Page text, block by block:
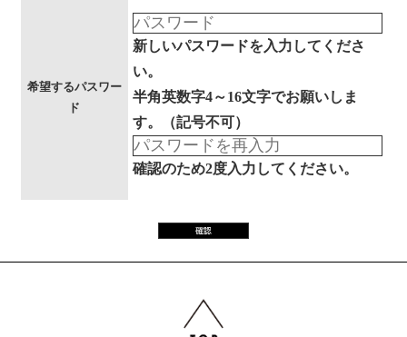
希望するパスワー
ド
新しいパスワードを入力してくださ
い。
半角英数字4～16文字でお願いしま
す。（記号不可）
確認のため2度入力してください。